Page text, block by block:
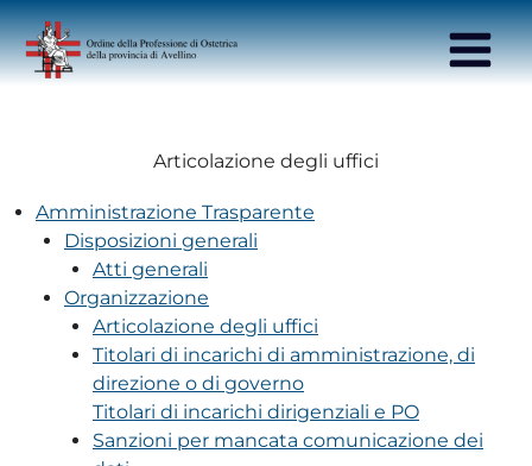
contenuto
Main
Menu
Articolazione degli uffici
Amministrazione Trasparente
Disposizioni generali
Atti generali
Organizzazione
Articolazione degli uffici
Titolari di incarichi di amministrazione, di
direzione o di governo
Titolari di incarichi dirigenziali e PO
Sanzioni per mancata comunicazione dei